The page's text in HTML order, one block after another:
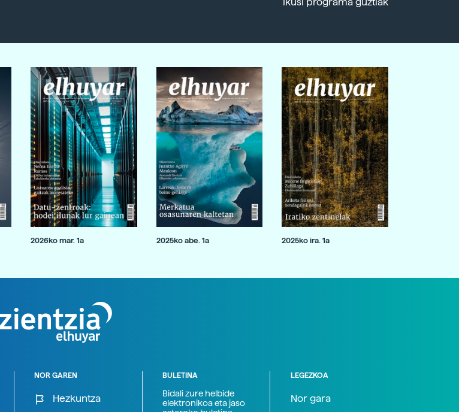
Ikusi programa guztiak
2026ko mar. 1a 2025ko abe. 1a 2025ko ira. 1a
NOR GAREN
Hezkuntza
BULETINA
Bidali zure helbide
elektronikoa eta jaso
LEGEZKOA
Nor gara